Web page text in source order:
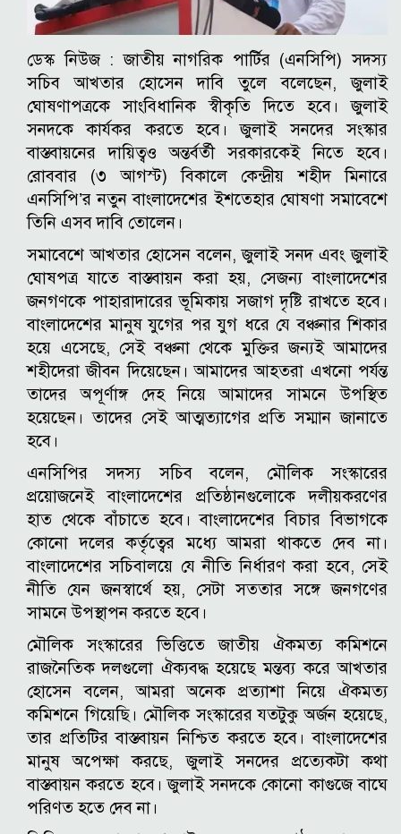
ডেস্ক নিউজ :জাতীয় নাগরিক পার্টির (এনসিপি) সদস্য
সচিব আখতার হোসেন দাবি তুলে বলেছেন, জুলাই
ঘোষণাপত্রকে সাংবিধানিক স্বীকৃতি দিতে হবে। জুলাই
সনদকে কার্যকর করতে হবে। জুলাই সনদের সংস্কার
বাস্তবায়নের দায়িত্বও অন্তর্বর্তী সরকারকেই নিতে হবে।
রোববার (৩ আগস্ট) বিকালে কেন্দ্রীয় শহীদ মিনারে
এনসিপি’র নতুন বাংলাদেশের ইশতেহার ঘোষণা সমাবেশে
তিনি এসব দাবি তোলেন।
সমাবেশে আখতার হোসেন বলেন, জুলাই সনদ এবং জুলাই
ঘোষপত্র যাতে বাস্তবায়ন করা হয়, সেজন্য বাংলাদেশের
জনগণকে পাহারাদারের ভূমিকায় সজাগ দৃষ্টি রাখতে হবে।
বাংলাদেশের মানুষ যুগের পর যুগ ধরে যে বঞ্চনার শিকার
হয়ে এসেছে, সেই বঞ্চনা থেকে মুক্তির জন্যই আমাদের
শহীদেরা জীবন দিয়েছেন। আমাদের আহতরা এখনো পর্যন্ত
তাদের অপূর্ণাঙ্গ দেহ নিয়ে আমাদের সামনে উপস্থিত
হয়েছেন। তাদের সেই আত্মত্যাগের প্রতি সম্মান জানাতে
হবে।
এনসিপির সদস্য সচিব বলেন, মৌলিক সংস্কারের
প্রয়োজনেই বাংলাদেশের প্রতিষ্ঠানগুলোকে দলীয়করণের
হাত থেকে বাঁচাতে হবে। বাংলাদেশের বিচার বিভাগকে
কোনো দলের কর্তৃত্বের মধ্যে আমরা থাকতে দেব না।
বাংলাদেশের সচিবালয়ে যে নীতি নির্ধারণ করা হবে, সেই
নীতি যেন জনস্বার্থে হয়, সেটা সততার সঙ্গে জনগণের
সামনে উপস্থাপন করতে হবে।
মৌলিক সংস্কারের ভিত্তিতে জাতীয় ঐকমত্য কমিশনে
রাজনৈতিক দলগুলো ঐক্যবদ্ধ হয়েছে মন্তব্য করে আখতার
হোসেন বলেন, আমরা অনেক প্রত্যাশা নিয়ে ঐকমত্য
কমিশনে গিয়েছি। মৌলিক সংস্কারের যতটুকু অর্জন হয়েছে,
তার প্রতিটির বাস্তবায়ন নিশ্চিত করতে হবে। বাংলাদেশের
মানুষ অপেক্ষা করছে, জুলাই সনদের প্রত্যেকটা কথা
বাস্তবায়ন করতে হবে। জুলাই সনদকে কোনো কাগুজে বাঘে
পরিণত হতে দেব না।